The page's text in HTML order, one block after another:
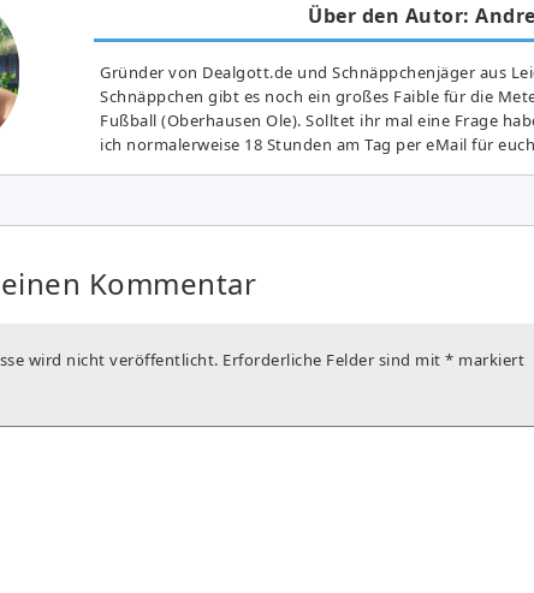
Über den Autor: Andre
Gründer von Dealgott.de und Schnäppchenjäger aus
Schnäppchen gibt es noch ein großes Fai­ble für die
Fußball (Oberhausen Ole). Solltet ihr mal eine Frage
ich normalerweise 18 Stunden am Tag per eMail für
Kommentar
wird nicht veröffentlicht. Erforderliche Felder sind mit * markiert